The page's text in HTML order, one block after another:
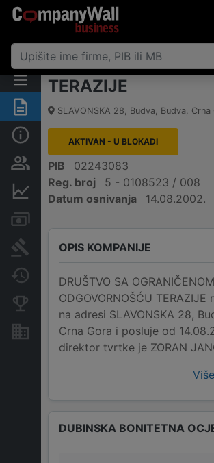
Sažetak
Osobe i vlasništvo
Finansijski podaci
Arhiva sudskih objava
Promjene
Konkurentne kompanije
Nekretnine i imovina
TERAZIJE
SLAVONSKA 28, Budva, Budva, Crna
AKTIVAN - U BLOKADI
PIB
02243083
Reg. broj
5 - 0108523 / 008
Datum osnivanja
14.08.2002.
OPIS KOMPANIJE
DRUŠTVO SA OGRANIČENOM
ODGOVORNOŠĆU
na adresi SLAVONSKA 28,
Crna Gora i posluje od
direktor tvrtke je ZORAN
DUBINSKA BONITETNA